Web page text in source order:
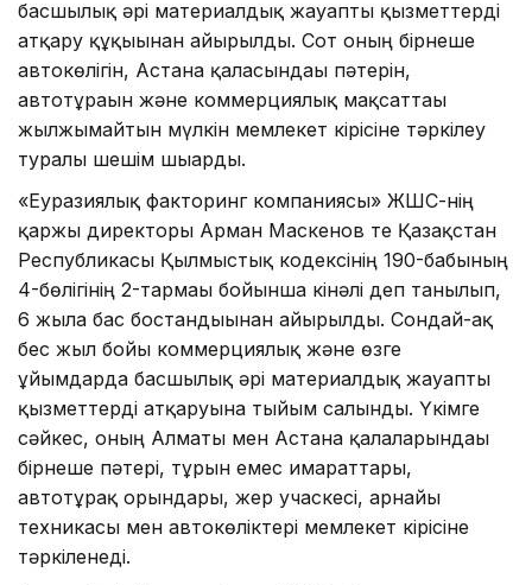
басшылық әрі материалдық жауапты қызметтерді
атқару құқығынан айырылды. Сот оның бірнеше
автокөлігін, Астана қаласындағы пәтерін,
автотұрағын және коммерциялық мақсаттағы
жылжымайтын мүлкін мемлекет кірісіне тәркілеу
туралы шешім шығарды.
«Еуразиялық факторинг компаниясы» ЖШС-нің
қаржы директоры Арман Маскенов те Қазақстан
Республикасы Қылмыстық кодексінің 190-бабының
4-бөлігінің 2-тармағы бойынша кінәлі деп танылып,
6 жылға бас бостандығынан айырылды. Сондай-ақ
бес жыл бойы коммерциялық және өзге
ұйымдарда басшылық әрі материалдық жауапты
қызметтерді атқаруына тыйым салынды. Үкімге
сәйкес, оның Алматы мен Астана қалаларындағы
бірнеше пәтері, тұрғын емес ғимараттары,
автотұрақ орындары, жер учаскесі, арнайы
техникасы мен автокөліктері мемлекет кірісіне
тәркіленеді.